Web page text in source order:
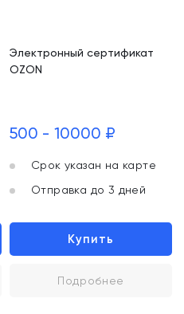
Электронный сертификат
OZON
500 - 10000 ₽
Срок указан на карте
Отправка до 3 дней
Купить
Подробнее